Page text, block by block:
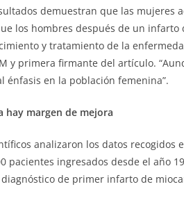
demuestran que las
los hombres después de un infarto
y tratamiento de la
y primera firmante del artículo.
énfasis en la población femenina”.
hay margen de mejora
analizaron los datos recogidos
pacientes ingresados desde el año
de primer infarto de